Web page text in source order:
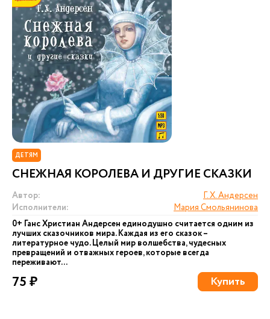
ДЕТЯМ
СНЕЖНАЯ КОРОЛЕВА И ДРУГИЕ СКАЗКИ
Автор:
Г. Х. Андерсен
Исполнители:
Мария Смольянинова
0+ Ганс Христиан Андерсен единодушно считается одним из
лучших сказочников мира. Каждая из его сказок –
литературное чудо. Целый мир волшебства, чудесных
превращений и отважных героев, которые всегда
переживают...
75 ₽ Купить